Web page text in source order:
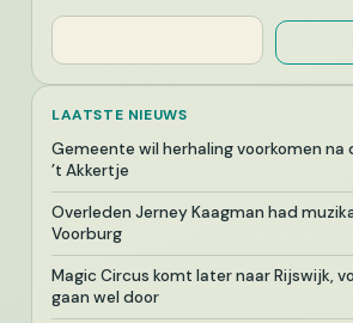
Zoeken
LAATSTE NIEUWS
Gemeente wil herhaling voorkomen na
’t Akkertje
Overleden Jerney Kaagman had
Voorburg
Magic Circus komt later naar Rijswijk,
gaan wel door